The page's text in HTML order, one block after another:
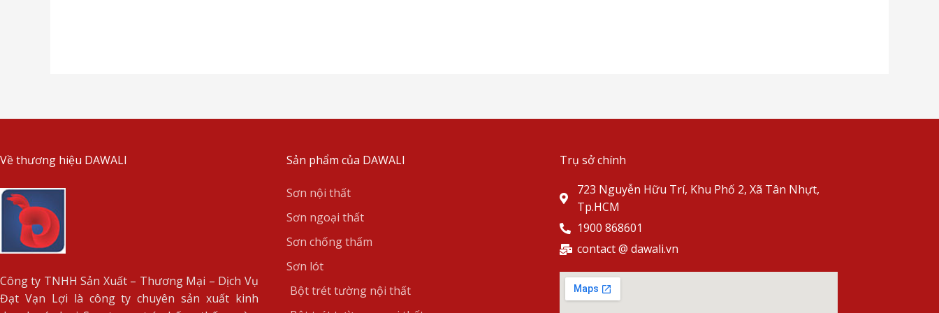
Về thương hiệu DAWALI
Công ty TNHH Sản Xuất – Thương Mại – Dịch Vụ
Đạt Vạn Lợi là công ty chuyên sản xuất kinh
Sản phẩm của DAWALI
Sơn nội thất
Sơn ngoại thất
Sơn chống thấm
Sơn lót
Bột trét tường nội thất
Trụ sở chính
723 Nguyễn Hữu Trí, Khu Phố 2, Xã Tân Nhựt,
Tp.HCM
1900 868601
contact @ dawali.vn